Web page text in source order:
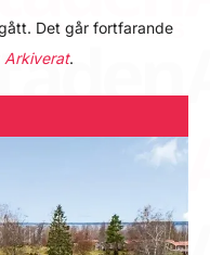
Det går fortfarande
Arkiverat.